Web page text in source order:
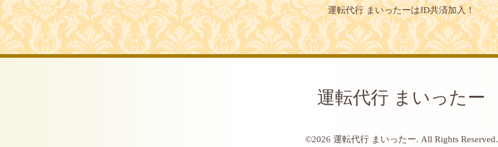
運転代行 まいったーはJD共済加入！
運転代行 まいったー
©2026 運転代行 まいったー. All Rights Reserved.